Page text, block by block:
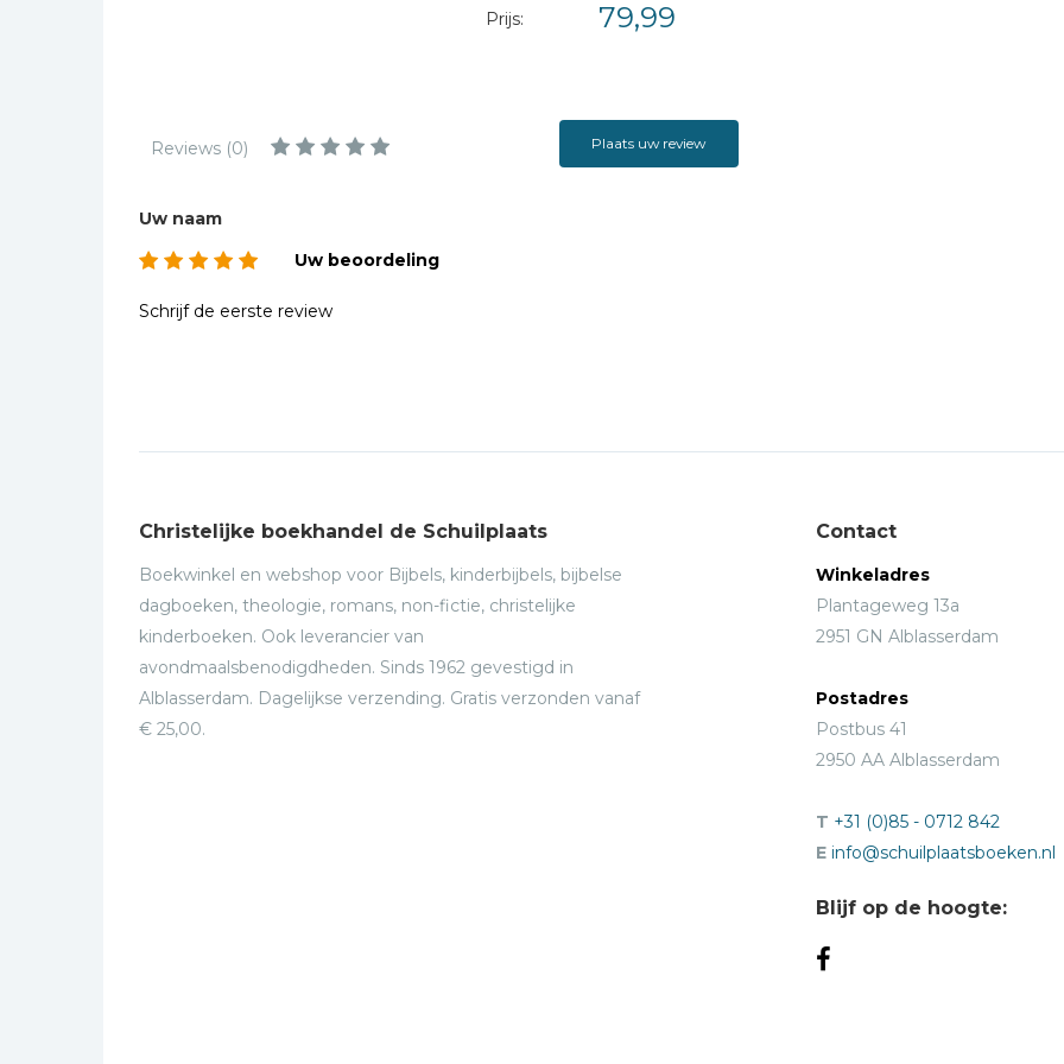
Leiderschap
Regio | Alblasserwaard
Romans
Toeristische kaarten en
gidsen
Prijs: 79,99
Reviews (0) Plaats uw review
Uw naam
Uw beoordeling
Schrijf de eerste review
Christelijke boekhandel de Schuilplaats
Boekwinkel en webshop voor Bijbels, kinderbijbels, bijbelse
dagboeken, theologie, romans, non-fictie, christelijke
kinderboeken. Ook leverancier van
avondmaalsbenodigdheden. Sinds 1962 gevestigd in
Alblasserdam. Dagelijkse verzending. Gratis verzonden vanaf
€ 25,00.
Contact
Winkeladres
Plantageweg 13a
2951 GN Alblasserdam
Postadres
Postbus 41
2950 AA Alblasserdam
T +31 (0)85 - 0712 842
E info@schuilplaatsboeken.nl
Blijf op de hoogte: